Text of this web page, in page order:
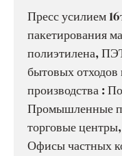
Пресс усилием
пакетирования
полиэтилена,
бытовых
производства :
Промышленные
торговые
Офисы частных